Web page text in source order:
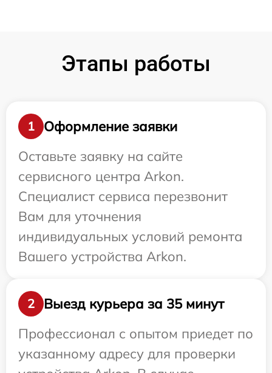
Этапы работы
1
Оформление заявки
Оставьте заявку на сайте
сервисного центра Arkon.
Специалист сервиса перезвонит
Вам для уточнения
индивидуальных условий ремонта
Вашего устройства Arkon.
2
Выезд курьера за 35 минут
Профессионал с опытом приедет по
указанному адресу для проверки